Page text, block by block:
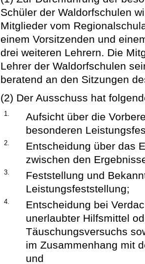
Schüler der Waldorfschulen
Mitglieder vom
einem Vorsitzenden und
drei weiteren Lehrern. Die
Lehrer der Waldorfschulen
beratend an den Sitzungen
(2) Der Ausschuss hat
1.
Aufsicht über die
besonderen
2.
Entscheidung über das
zwischen den
3.
Feststellung und
Leistungsfeststellung;
4.
Entscheidung bei
unerlaubter Hilfsmittel
Täuschungsversuchs
im Zusammenhang mit
und